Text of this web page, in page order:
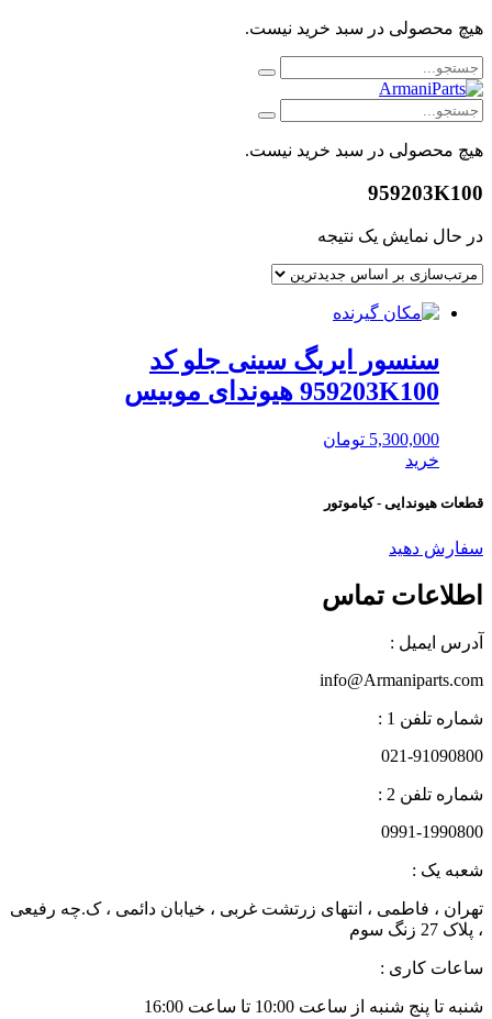
هیچ محصولی در سبد خرید نیست.
هیچ محصولی در سبد خرید نیست.
959203K100
در حال نمایش یک نتیجه
سنسور ایربگ سینی جلو کد
959203K100 هیوندای موبیس
5,300,000 تومان
خرید
قطعات هیوندایی - کیاموتور
سفارش دهید
اطلاعات تماس
آدرس ایمیل :
info@Armaniparts.com
شماره تلفن 1 :
021-91090800
شماره تلفن 2 :
0991-1990800
شعبه یک :
تهران ، فاطمی ، انتهای زرتشت غربی ، خیابان دائمی ، ک.چه رفیعی
، پلاک 27 زنگ سوم
ساعات کاری :
شنبه تا پنج شنبه از ساعت 10:00 تا ساعت 16:00